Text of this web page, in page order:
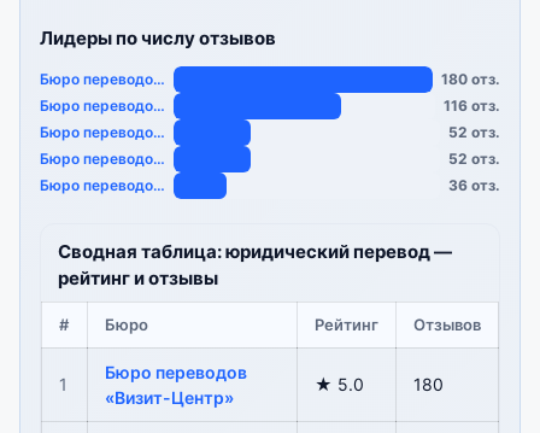
Лидеры по числу отзывов
Бюро переводов «…
180 отз.
Бюро переводов «…
116 отз.
Бюро переводов «…
52 отз.
Бюро переводов «…
52 отз.
Бюро переводов «…
36 отз.
Сводная таблица: юридический перевод —
рейтинг и отзывы
# Бюро Рейтинг Отзывов
1
Бюро переводов
«Визит-Центр»
★ 5.0 180